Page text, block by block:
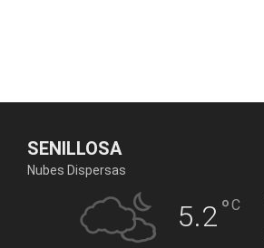
SENILLOSA
Nubes Dispersas
5.2°C